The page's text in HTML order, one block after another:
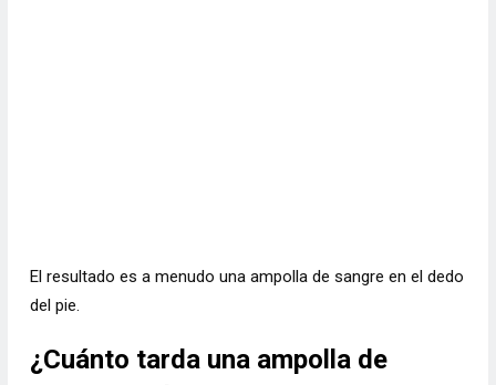
El resultado es a menudo una ampolla de sangre en el dedo
del pie.
¿Cuánto tarda una ampolla de